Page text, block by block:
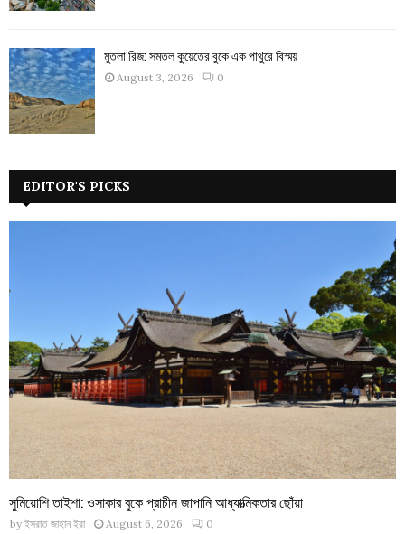
মুতলা রিজ: সমতল কুয়েতের বুকে এক পাথুরে বিস্ময়
August 3, 2026 0
EDITOR'S PICKS
সুমিয়োশি তাইশা: ওসাকার বুকে প্রাচীন জাপানি আধ্যাত্মিকতার ছোঁয়া
by ইসরাত জাহান ইরা August 6, 2026 0